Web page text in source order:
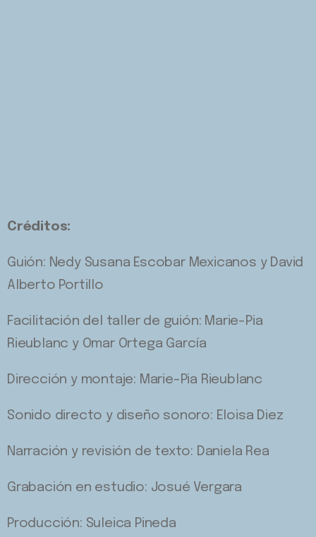
Créditos:
Guión: Nedy Susana Escobar Mexicanos y David
Alberto Portillo
Facilitación del taller de guión: Marie-Pia
Rieublanc y Omar Ortega García
Dirección y montaje: Marie-Pia Rieublanc
Sonido directo y diseño sonoro: Eloisa Diez
Narración y revisión de texto: Daniela Rea
Grabación en estudio: Josué Vergara
Producción: Suleica Pineda